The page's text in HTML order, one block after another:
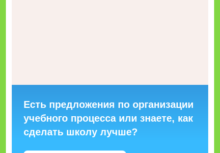
Есть предложения по организации
учебного процесса или знаете, как
сделать школу лучше?